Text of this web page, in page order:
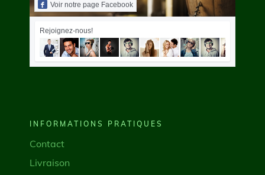
Voir notre page Facebook
Rejoignez-nous!
INFORMATIONS PRATIQUES
Contact
Livraison